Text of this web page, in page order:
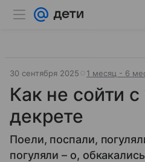
30 сентября 2025 1 месяц - 6
Как не сойти
декрете
Поели, поспали,
погуляли – о,